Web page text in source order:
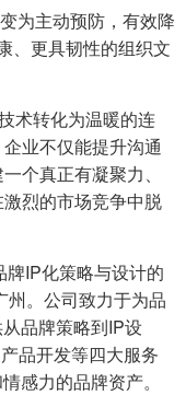
为主动预防，有效降
、更具韧性的组织文
术转化为温暖的连
业不仅能提升沟通
个真正有凝聚力、
烈的市场竞争中脱
牌IP化策略与设计的
州。公司致力于为品
品牌策略到IP设
品开发等四大服务
感力的品牌资产。